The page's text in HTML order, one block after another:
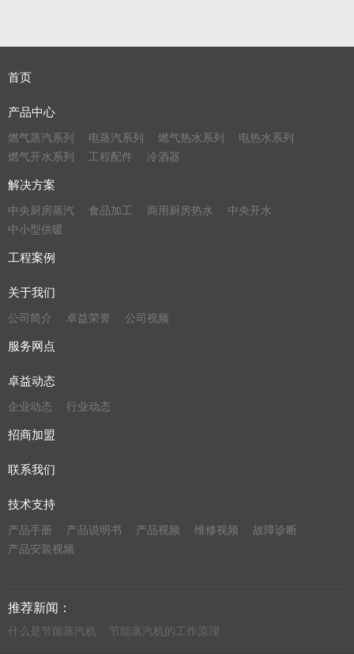
首页
产品中心
燃气蒸汽系列 电蒸汽系列 燃气热水系列
电热水系列
燃气开水系列
工程配件 冷酒器
解决方案
中央厨房蒸汽 食品加工 商用厨房热水
中央开水
中小型供暖
工程案例
关于我们
公司简介 卓益荣誉 公司视频
服务网点
卓益动态
企业动态 行业动态
招商加盟
联系我们
技术支持
产品手册 产品说明书 产品视频 维修视频
故障诊断
产品安装视频
推荐新闻：
什么是节能蒸汽机 节能蒸汽机的工作原理